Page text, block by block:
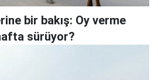
bir bakış: Oy verme
sürüyor?